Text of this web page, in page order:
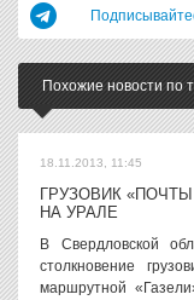
Похожие новости по
18.11.2013, 11:45
ГРУЗОВИК
НА УРАЛЕ
В Свердловской
столкновение
маршрутной